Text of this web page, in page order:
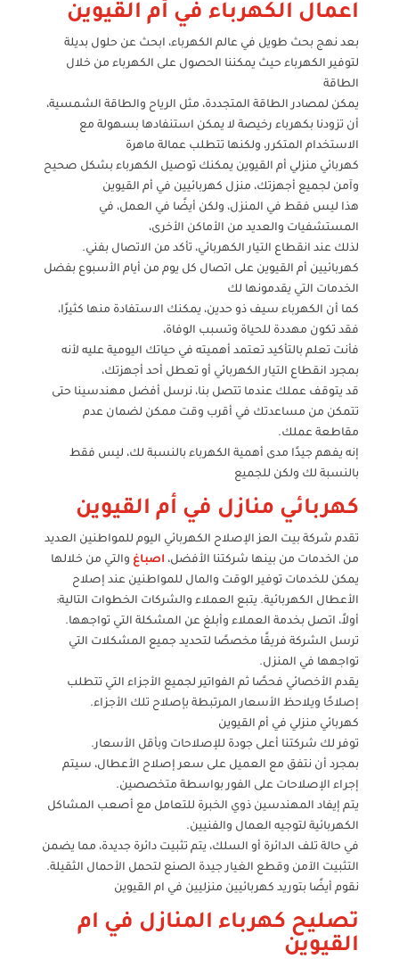
اعمال الكهرباء في أم القيوين
بعد نهج بحث طويل في عالم الكهرباء، ابحث عن حلول بديلة
لتوفير الكهرباء حيث يمكننا الحصول على الكهرباء من خلال
الطاقة
يمكن لمصادر الطاقة المتجددة، مثل الرياح والطاقة الشمسية،
أن تزودنا بكهرباء رخيصة لا يمكن استنفادها بسهولة مع
الاستخدام المتكرر، ولكنها تتطلب عمالة ماهرة
كهربائي منزلي أم القيوين يمكنك توصيل الكهرباء بشكل صحيح
وآمن لجميع أجهزتك، منزل كهربائيين في أم القيوين
هذا ليس فقط في المنزل، ولكن أيضًا في العمل، في
المستشفيات والعديد من الأماكن الأخرى،
لذلك عند انقطاع التيار الكهربائي، تأكد من الاتصال بفني.
كهربائيين أم القيوين على اتصال كل يوم من أيام الأسبوع بفضل
الخدمات التي يقدمونها لك
كما أن الكهرباء سيف ذو حدين، يمكنك الاستفادة منها كثيرًا،
فقد تكون مهددة للحياة وتسبب الوفاة،
فأنت تعلم بالتأكيد تعتمد أهميته في حياتك اليومية عليه لأنه
بمجرد انقطاع التيار الكهربائي أو تعطل أحد أجهزتك،
قد يتوقف عملك عندما تتصل بنا، نرسل أفضل مهندسينا حتى
تتمكن من مساعدتك في أقرب وقت ممكن لضمان عدم
مقاطعة عملك.
إنه يفهم جيدًا مدى أهمية الكهرباء بالنسبة لك، ليس فقط
بالنسبة لك ولكن للجميع
كهربائي منازل في أم القيوين
تقدم شركة بيت العز الإصلاح الكهربائي اليوم للمواطنين العديد
من الخدمات من بينها شركتنا الأفضل، اصباغ والتي من خلالها
يمكن للخدمات توفير الوقت والمال للمواطنين عند إصلاح
الأعطال الكهربائية. يتبع العملاء والشركات الخطوات التالية:
أولاً، اتصل بخدمة العملاء وأبلغ عن المشكلة التي تواجهها.
ترسل الشركة فريقًا مخصصًا لتحديد جميع المشكلات التي
تواجهها في المنزل.
يقدم الأخصائي فحصًا ثم الفواتير لجميع الأجزاء التي تتطلب
إصلاحًا ويلاحظ الأسعار المرتبطة بإصلاح تلك الأجزاء.
كهربائي منزلي في أم القيوين
توفر لك شركتنا أعلى جودة للإصلاحات وبأقل الأسعار.
بمجرد أن نتفق مع العميل على سعر إصلاح الأعطال، سيتم
إجراء الإصلاحات على الفور بواسطة متخصصين.
يتم إيفاد المهندسين ذوي الخبرة للتعامل مع أصعب المشاكل
الكهربائية لتوجيه العمال والفنيين.
في حالة تلف الدائرة أو السلك، يتم تثبيت دائرة جديدة، مما يضمن
التثبيت الآمن وقطع الغيار جيدة الصنع لتحمل الأحمال الثقيلة.
نقوم أيضًا بتوريد كهربائيين منزليين في ام القيوين
تصليح كهرباء المنازل في ام
القيوين